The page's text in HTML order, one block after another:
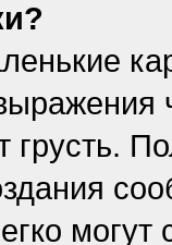
грусть.